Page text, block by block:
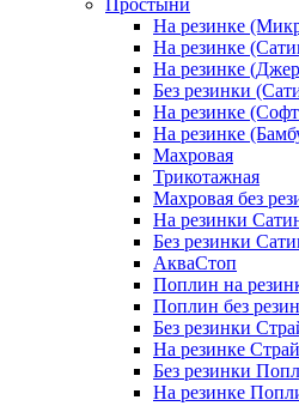
Простыни
На резинке
На резинке
На резинке
Без резинки
На резинке
На резинке
Махровая
Трикотажная
Махровая без
На резинки
Без резинки
АкваСтоп
Поплин на
Поплин без
Без резинки
На резинке
Без резинки
На резинке